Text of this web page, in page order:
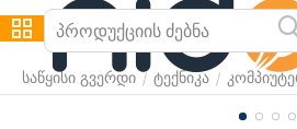
საწყისი გვერდი / ტექნიკა /